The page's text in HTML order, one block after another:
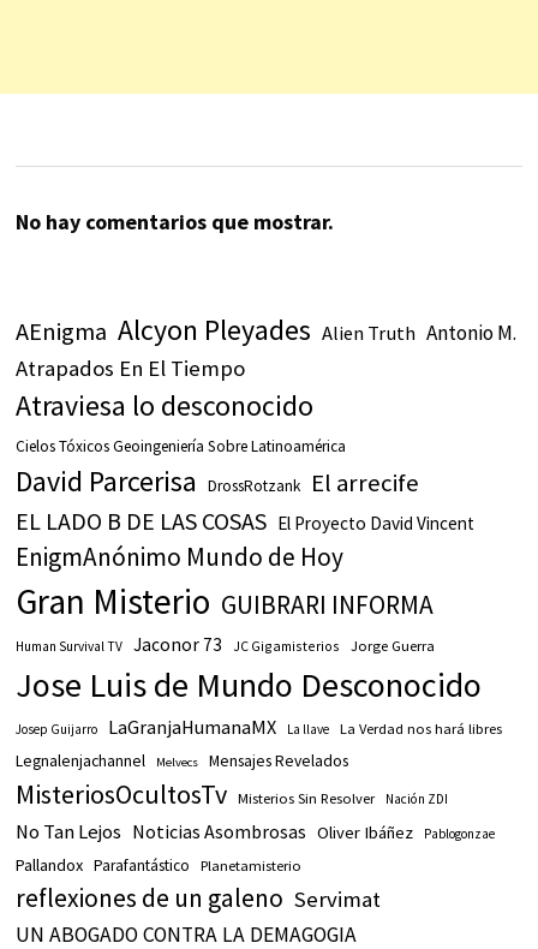
No hay comentarios que mostrar.
AEnigma Alcyon Pleyades Alien Truth Antonio M.
Atrapados En El Tiempo
Atraviesa lo desconocido
Cielos Tóxicos Geoingeniería Sobre Latinoamérica
David Parcerisa DrossRotzank El arrecife
EL LADO B DE LAS COSAS El Proyecto David Vincent
EnigmAnónimo Mundo de Hoy
Gran Misterio GUIBRARI INFORMA
Human Survival TV Jaconor 73 JC Gigamisterios Jorge Guerra
Jose Luis de Mundo Desconocido
Josep Guijarro LaGranjaHumanaMX La llave La Verdad nos hará libres
Legnalenjachannel Melvecs Mensajes Revelados
MisteriosOcultosTv Misterios Sin Resolver Nación ZDI
No Tan Lejos Noticias Asombrosas Oliver Ibáñez Pablogonzae
Pallandox Parafantástico Planetamisterio
reflexiones de un galeno Servimat
UN ABOGADO CONTRA LA DEMAGOGIA